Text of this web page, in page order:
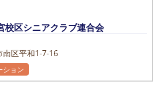
校区シニアクラブ連合会
南区平和1-7-16
ション